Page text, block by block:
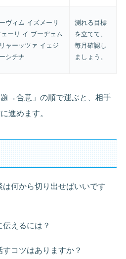
ヴィム イズメーリ
ーリ イ ブーヂェム
ャーッツァ イェジ
シチナ
測れる目標
を立てて、
毎月確認し
ましょう。
→合意」の順で運ぶと、相手
進めます。
何から切り出せばいいです
えるには？
コツはありますか？